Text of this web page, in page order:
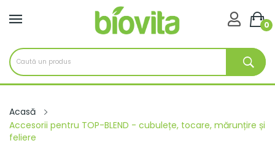
0

Acasă
Accesorii pentru TOP-BLEND - cubulețe, tocare, mărunțire și
feliere